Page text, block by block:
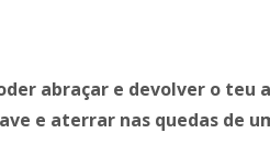
abraçar e devolver o teu
e aterrar nas quedas de